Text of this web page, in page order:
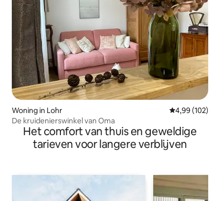
Woning in Lohr Gemiddelde
4,99 (102)
De kruidenierswinkel van Oma
Het comfort van thuis en geweldige
tarieven voor langere verblijven